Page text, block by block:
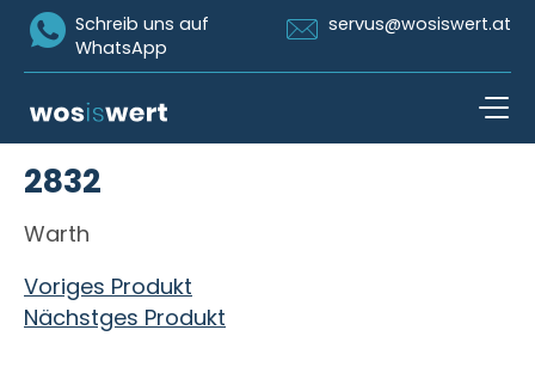
Icon Whatsapp
Schreib uns auf
WhatsApp
Icon Email
servus@wosiswert.at
2832
Warth
Beitragsnavigation
Voriges Produkt
Nächstges Produkt